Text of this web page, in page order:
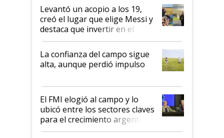
Levantó un acopio a los 19,
creó el lugar que elige Messi y
destaca que invertir en el
kirchnerismo era como "darle
plata a un hijo para droga":
Juan Félix Rossetti, el libertario
que de una dura crisis salió
de Milei
La confianza del campo sigue
alta, aunque perdió impulso
El FMI elogió al campo y lo
ubicó entre los sectores claves
para el crecimiento argentino